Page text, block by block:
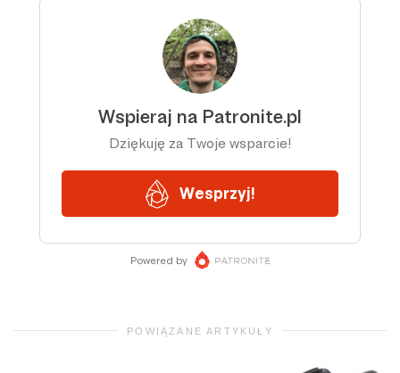
POWIĄZANE ARTYKUŁY